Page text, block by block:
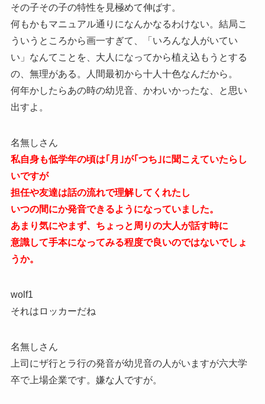
その子その子の特性を見極めて伸ばす。
何もかもマニュアル通りになんかなるわけない。結局こ
ういうところから画一すぎて、「いろんな人がいてい
い」なんてことを、大人になってから植え込もうとする
の、無理がある。人間最初から十人十色なんだから。
何年かしたらあの時の幼児音、かわいかったな、と思い
出すよ。
名無しさん
私自身も低学年の頃は｢月｣が｢つち｣に聞こえていたらし
いですが
担任や友達は話の流れで理解してくれたし
いつの間にか発音できるようになっていました。
あまり気にやまず、ちょっと周りの大人が話す時に
意識して手本になってみる程度で良いのではないでしょ
うか。
wolf1
それはロッカーだね
名無しさん
上司にザ行とラ行の発音が幼児音の人がいますが六大学
卒で上場企業です。嫌な人ですが。